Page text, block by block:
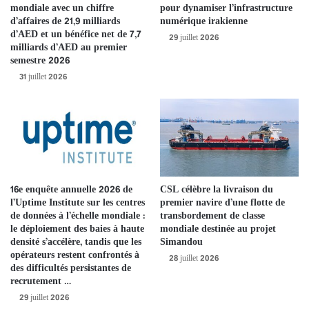
conférence TED de Njiru intervient à un moment où l’attention
mondiale se porte à nouveau sur l’alimentation scolaire, reconnue
comme un levier efficace pour un développement inclusif et
durable. L’Afrique abritant la population la plus jeune de la planète
nous partagerons tous.
« Il n’y a pas débat : les repas scolaires sont l’un des outils les plus
efficaces et les plus évolutifs pour renforcer les systèmes
alimentaires, en reliant l’éducation, la nutrition, l’agriculture et les
économies locales », déclare Shalom Ndiku, directeur des affaires
publiques chez Food4Education. « Lors de l’UNFSS+4, toute notre
équipe a été fière de voir notre travail reconnu comme une
intervention phare dans le rapport national du Kenya. Cela
témoigne de l’effort collectif qui vise à mettre en place des
systèmes d’alimentation scolaire durables, dirigés par l’Afrique. »
mondiale avec un chiffre
d’affaires de 21,9 milliards
d’AED et un bénéfice net de 7,7
milliards d’AED au premier
semestre 2026
31 juillet 2026
pour dynamiser l’infrastructure
numérique irakienne
29 juillet 2026
16e enquête annuelle 2026 de
l’Uptime Institute sur les centres
de données à l’échelle mondiale :
le déploiement des baies à haute
densité s’accélère, tandis que les
opérateurs restent confrontés à
des difficultés persistantes de
recrutement …
29 juillet 2026
CSL célèbre la livraison du
premier navire d’une flotte de
transbordement de classe
mondiale destinée au projet
Simandou
28 juillet 2026